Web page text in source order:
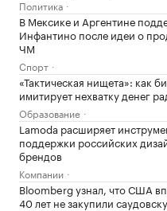
Политика
В Мексике и Аргентине
Инфантино после идеи о
ЧМ
Спорт
«Тактическая нищета»: как
имитирует нехватку денег
Образование
Lamoda расширяет
поддержки российских
брендов
Компании
Bloomberg узнал, что США
40 лет не закупили